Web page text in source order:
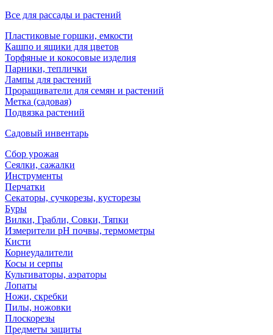
Все для рассады и растений
Пластиковые горшки, емкости
Кашпо и ящики для цветов
Торфяные и кокосовые изделия
Парники, теплички
Лампы для растений
Проращиватели для семян и растений
Метка (садовая)
Подвязка растений
Садовый инвентарь
Сбор урожая
Сеялки, сажалки
Инструменты
Перчатки
Секаторы, сучкорезы, кусторезы
Буры
Вилки, Грабли, Совки, Тяпки
Измерители pH почвы, термометры
Кисти
Корнеудалители
Косы и серпы
Культиваторы, аэраторы
Лопаты
Ножи, скребки
Пилы, ножовки
Плоскорезы
Предметы защиты